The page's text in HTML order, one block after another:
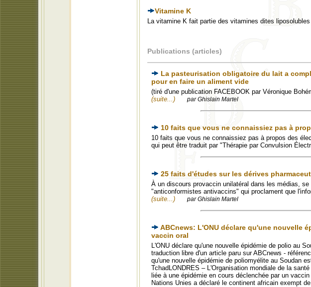
Vitamine K
La vitamine K fait partie des vitamines dites
Publications (articles)
La pasteurisation obligatoire du lait a
pour en faire un aliment vide
(tiré d'une publication FACEBOOK par Véronique
(suite...)
par Ghislain Martel
10 faits que vous ne connaissiez pas à
10 faits que vous ne connaissiez pas à propos des
qui peut être traduit par "Thérapie par Convulsion
25 faits d'études sur les dérives
À un discours provaccin unilatéral dans les médias,
"anticonformistes antivaccins" qui proclament que
(suite...)
par Ghislain Martel
ABCnews: L'ONU déclare qu'une nouvelle
vaccin oral
L'ONU déclare qu'une nouvelle épidémie de polio au
traduction libre d'un article paru sur ABCnews -
qu'une nouvelle épidémie de poliomyélite au Soudan
TchadLONDRES – L'Organisation mondiale de la
liée à une épidémie en cours déclenchée par un
Nations Unies a déclaré le continent africain exempt